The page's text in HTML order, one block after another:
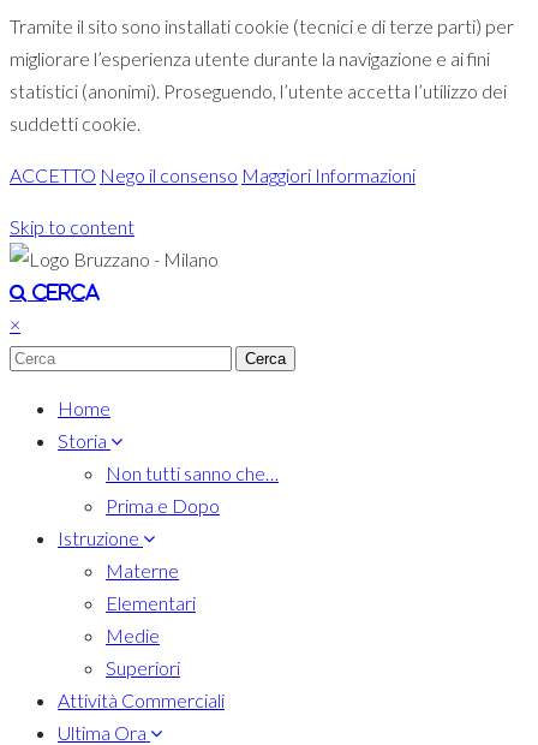
Tramite il sito sono installati cookie (tecnici e di terze parti) per
migliorare l’esperienza utente durante la navigazione e ai fini
statistici (anonimi). Proseguendo, l’utente accetta l’utilizzo dei
suddetti cookie.
ACCETTO Nego il consenso Maggiori Informazioni
Skip to content
Toggle navigation
Cerca
×
Home
Storia
Non tutti sanno che…
Prima e Dopo
Istruzione
Materne
Elementari
Medie
Superiori
Attività Commerciali
Ultima Ora